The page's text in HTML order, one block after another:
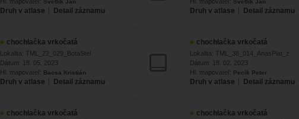
Svetlík Ján
Druh v atlase | Detail záznamu
Svetlík Ján
Druh v atlase | Detail záznamu
chochlačka vrkočatá
Lokalita: TML_22_029_BotaStel
Dátum: 18. 05. 2023
Hl. mapovateľ: Bacsa Kristián
Druh v atlase | Detail záznamu
chochlačka vrkočatá
Lokalita: TML_38_014_AnasPlat_z
Dátum: 18. 02. 2023
Hl. mapovateľ: Pecík Peter
Druh v atlase | Detail záznamu
chochlačka vrkočatá chochlačka vrkočatá